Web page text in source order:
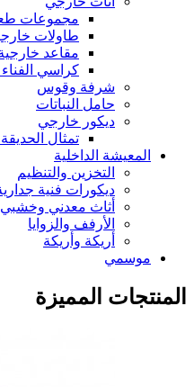
مجموعات
طاولات
مقاعد
كراسي الفناء
شرفة وقوس
حامل النباتات
ديكور خارجي
تمثال
المعيشة الداخلية
التخزين والتنظيم
ديكورات فنية
أثاث معدني وخشبي
الأرفف والزوايا
أريكة وأريكة
موسمي
المنتجات المميزة